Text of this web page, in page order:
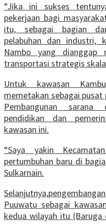
“Jika ini sukses
pekerjaan bagi
itu, sebagai bagian
pelabuhan dan industri,
Nambo yang dianggap
transportasi strategis
Untuk kawasan
memetakan sebagai
Pembangunan
pendidikan dan
kawasan ini.
“Saya yakin
pertumbuhan baru di
Sulkarnain.
Puuwatu sebagai
kedua wilayah itu